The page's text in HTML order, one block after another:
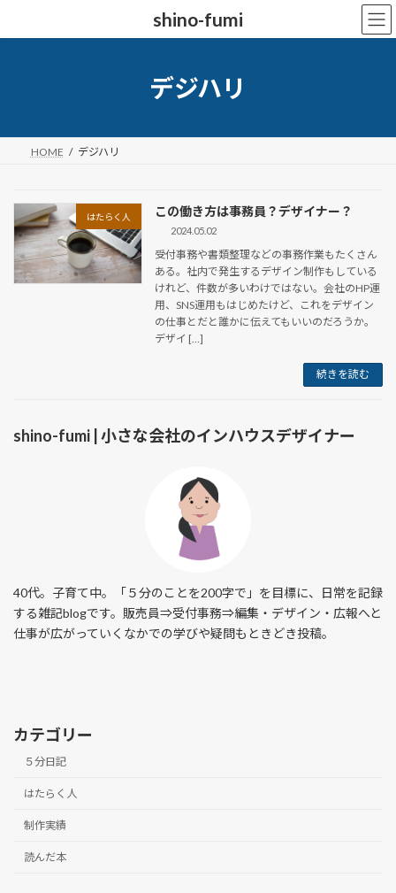
shino-fumi
デジハリ
HOME デジハリ
はたらく人 この働き方は事務員？デザイナー？
2024.05.02
受付事務や書類整理などの事務作業もたくさん
ある。社内で発生するデザイン制作もしている
けれど、件数が多いわけではない。会社のHP運
用、SNS運用もはじめたけど、これをデザイン
の仕事とだと誰かに伝えてもいいのだろうか。
デザイ […]
続きを読む
shino-fumi | 小さな会社のインハウスデザイナー
40代。子育て中。「５分のことを200字で」を目標に、日常を記録
する雑記blogです。販売員⇒受付事務⇒編集・デザイン・広報へと
仕事が広がっていくなかでの学びや疑問もときどき投稿。
カテゴリー
５分日記
はたらく人
制作実績
読んだ本